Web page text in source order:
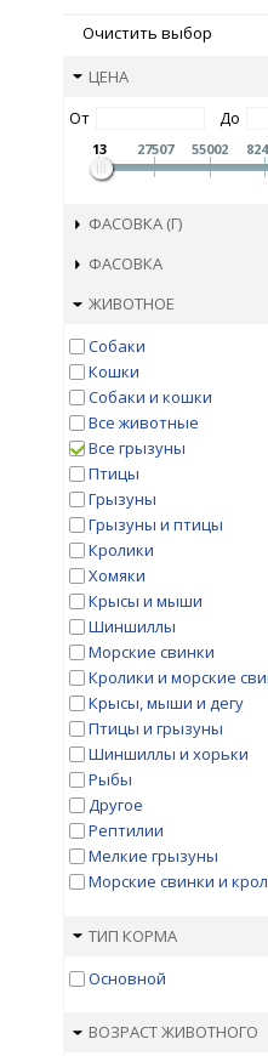
Очистить выбор
ЦЕНА
От
До
13 27507 55002
ФАСОВКА (Г)
ФАСОВКА
ЖИВОТНОЕ
Собаки
Кошки
Собаки и кошки
Все животные
Все грызуны
Птицы
Грызуны
Грызуны и птицы
Кролики
Хомяки
Крысы и мыши
Шиншиллы
Морские свинки
Кролики и морские
Крысы, мыши и дегу
Птицы и грызуны
Шиншиллы и хорьки
Рыбы
Другое
Рептилии
Мелкие грызуны
Морские свинки и
ТИП КОРМА
Основной
ВОЗРАСТ ЖИВОТНОГО